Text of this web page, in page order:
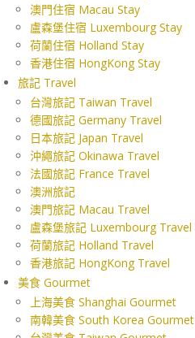
澳門住宿 Macau Stay
盧森堡住宿 Luxembourg Stay
荷蘭住宿 Holland Stay
香港住宿 HongKong Stay
旅記 Travel
台灣旅記 Taiwan Travel
德國旅記 Germany Travel
日本旅記 Japan Travel
沖繩旅記 Okinawa Travel
法國旅記 France Travel
澳洲旅記
澳門旅記 Macau Travel
盧森堡旅記 Luxembourg Travel
荷蘭旅記 Holland Travel
香港旅記 HongKong Travel
美食 Gourmet
上海美食 Shanghai Gourmet
南韓美食 South Korea Gourmet